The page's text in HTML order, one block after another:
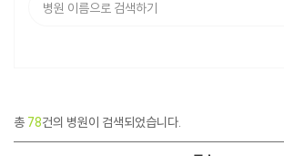
총 78건의 병원이 검색되었습니다.